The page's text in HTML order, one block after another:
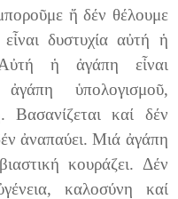
ἤ δέν θέλουμε
δυστυχία αὐτή ἡ
ἡ ἀγάπη εἶναι
ὑπολογισμοῦ,
Βασανίζεται καί δέν
ἀναπαύει. Μιά ἀγάπη
κουράζει. Δέν
καλοσύνη καί